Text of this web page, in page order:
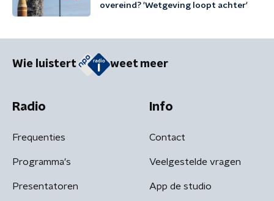
overeind? 'Wetgeving loopt achter'
Wie luistert weet meer
Radio
Frequenties
Programma's
Presentatoren
Info
Contact
Veelgestelde vragen
App de studio